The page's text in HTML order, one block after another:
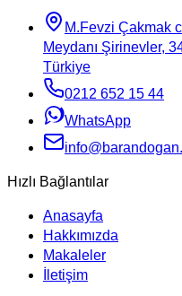
M.Fevzi Çakmak
Meydanı Şirinevler,
Türkiye
0212 652 15 44
WhatsApp
Hızlı Bağlantılar
Anasayfa
Hakkımızda
Makaleler
İletişim